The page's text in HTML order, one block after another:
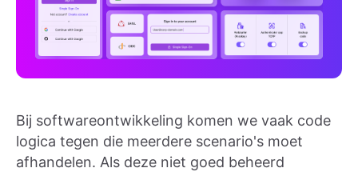
Bij softwareontwikkeling komen we vaak code
logica tegen die meerdere scenario's moet
afhandelen. Als deze niet goed beheerd